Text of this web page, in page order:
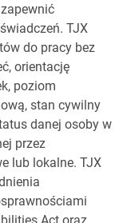
TJX
do pracy bez
orientację
poziom
stan cywilny
danej osoby w
przez
lub lokalne. TJX
Act oraz